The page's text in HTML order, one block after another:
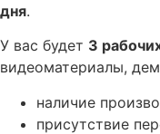
дня.
У вас будет 3
видеоматериалы,
наличие
присутствие